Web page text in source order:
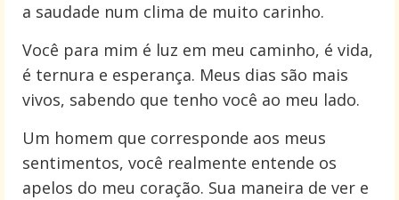
a saudade num clima de muito carinho.
Você para mim é luz em meu caminho, é vida,
é ternura e esperança. Meus dias são mais
vivos, sabendo que tenho você ao meu lado.
Um homem que corresponde aos meus
sentimentos, você realmente entende os
apelos do meu coração. Sua maneira de ver e